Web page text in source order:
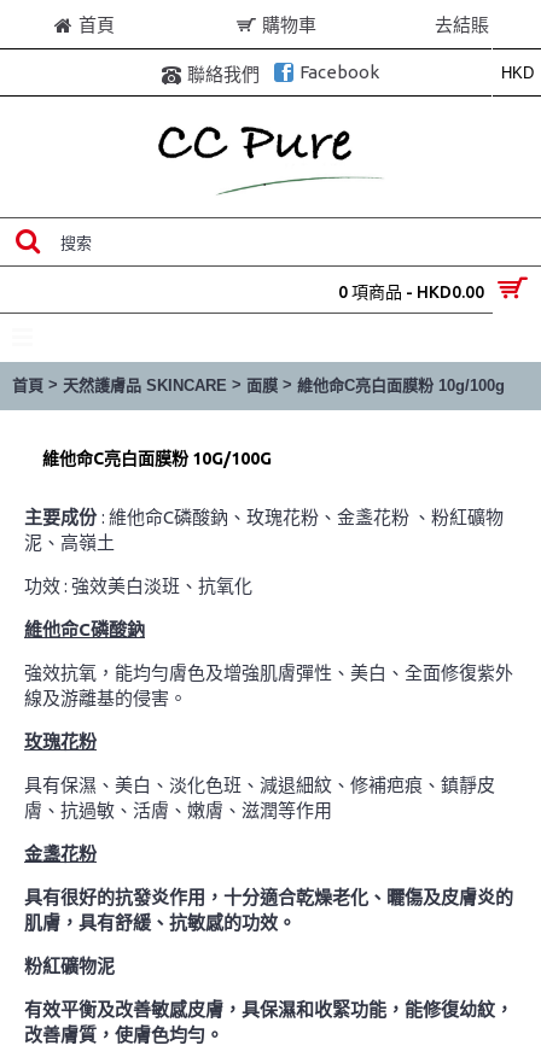
首頁 購物車 去結賬
HKD
聯絡我們 Facebook
0 項商品 - HKD0.00
首頁 > 天然護膚品 SKINCARE > 面膜 > 維他命C亮白面膜粉 10g/100g
維他命C亮白面膜粉 10G/100G
主要成份: 維他命C磷酸鈉、玫瑰花粉、金盞花粉 、粉紅礦物
泥、高嶺土
功效 : 強效美白淡班、抗氧化
維他命C磷酸鈉
強效抗氧，能均勻膚色及增強肌膚彈性、美白、全面修復紫外
線及游離基的侵害。
玫瑰花粉
具有保濕、美白、淡化色班、減退細紋、修補疤痕、鎮靜皮
膚、抗過敏、活膚、嫩膚、滋潤等作用
金盞花粉
具有很好的抗發炎作用，十分適合乾燥老化、曬傷及皮膚炎的
肌膚，具有舒緩、抗敏感的功效。
粉紅礦物泥
有效平衡及改善敏感皮膚，具保濕和收緊功能，能修復幼紋，
改善膚質，使膚色均勻。